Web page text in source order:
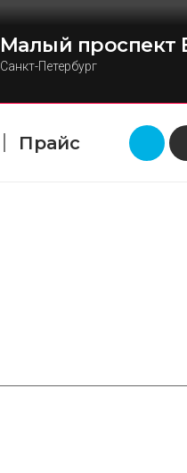
Малый проспект
Санкт-Петербург
Прайс